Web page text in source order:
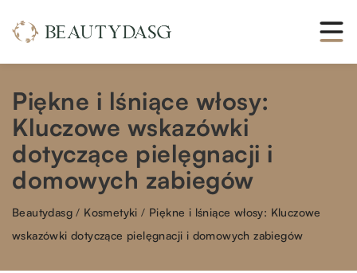
Piękne i lśniące włosy:
Kluczowe wskazówki
dotyczące pielęgnacji i
domowych zabiegów
Beautydasg / Kosmetyki / Piękne i lśniące włosy: Kluczowe
wskazówki dotyczące pielęgnacji i domowych zabiegów